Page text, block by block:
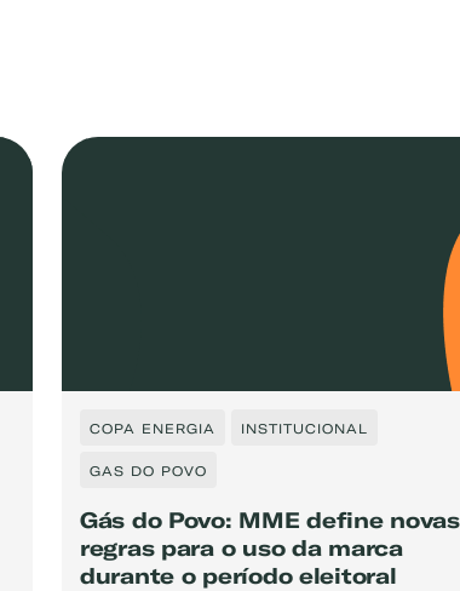
COPA ENERGIA INSTITUCIONAL
GAS DO POVO
Gás do Povo: MME define novas
regras para o uso da marca
durante o período eleitoral